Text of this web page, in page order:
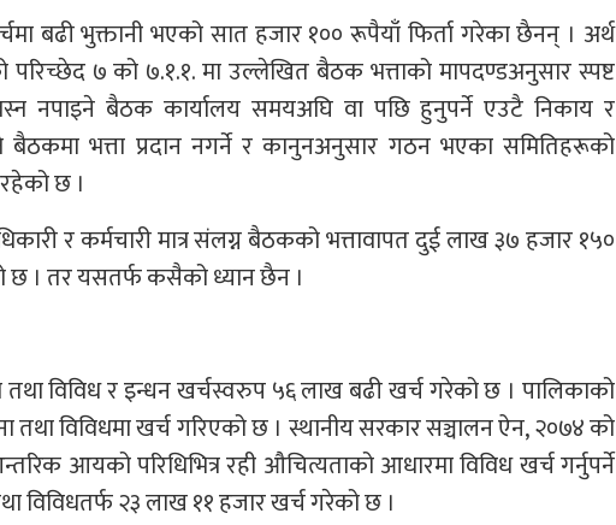
बढी भुक्तानी भएको सात हजार १०० रूपैयाँ फिर्ता गरेका छैनन् । अर्थ
परिच्छेद ७ को ७.१.१. मा उल्लेखित बैठक भत्ताको मापदण्डअनुसार स्पष्ट
नपाइने बैठक कार्यालय समयअघि वा पछि हुनुपर्ने एउटै निकाय र
बैठकमा भत्ता प्रदान नगर्ने र कानुनअनुसार गठन भएका समितिहरूको
छ ।
र कर्मचारी मात्र संलग्न बैठकको भत्तावापत दुई लाख ३७ हजार १५०
। तर यसतर्फ कसैको ध्यान छैन ।
तथा विविध र इन्धन खर्चस्वरुप ५६ लाख बढी खर्च गरेको छ । पालिकाको
विविधमा खर्च गरिएको छ । स्थानीय सरकार सञ्चालन ऐन, २०७४ को
आयको परिधिभित्र रही औचित्यताको आधारमा विविध खर्च गर्नुपर्ने
विविधतर्फ २३ लाख ११ हजार खर्च गरेको छ ।